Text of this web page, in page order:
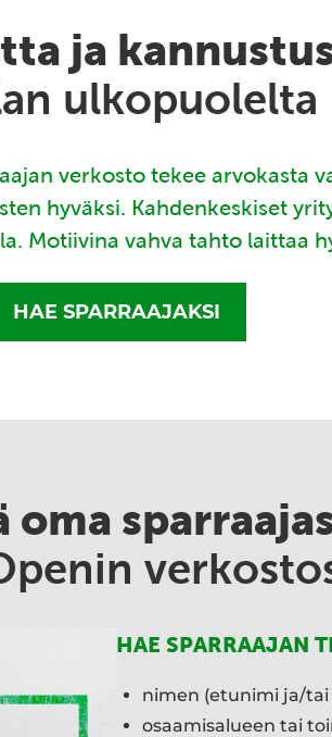
ja
ulkopuolelta
verkosto tekee arvokasta
hyväksi. Kahdenkeskiset
Motiivina vahva tahto laittaa
HAE SPARRAAJAKSI
oma
HAE SPARRAAJAN
nimen (etunimi ja/tai
osaamisalueen tai